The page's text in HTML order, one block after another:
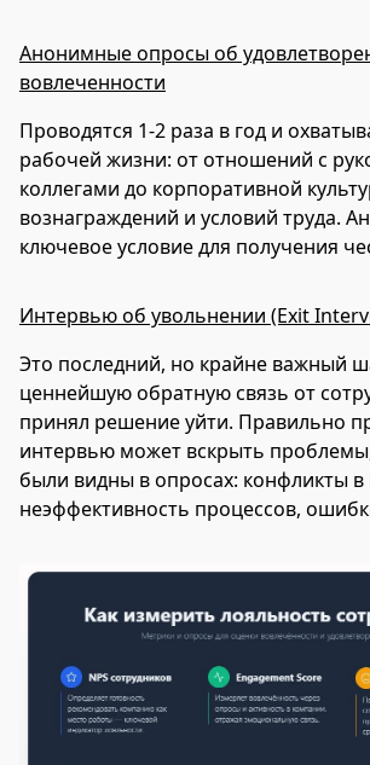
Анонимные опросы об
вовлеченности
Проводятся 1-2 раза в год и
рабочей жизни: от отношений с
коллегами до корпоративной
вознаграждений и условий труда.
ключевое условие для получения
Интервью об увольнении (Exit
Это последний, но крайне важный
ценнейшую обратную связь от
принял решение уйти. Правильно
интервью может вскрыть
были видны в опросах: конфликты в
неэффективность процессов,